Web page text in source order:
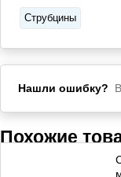
Струбцины
Нашли ошибку?
Похожие